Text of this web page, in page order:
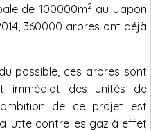
de 100000m2 au Japon
360000 arbres ont déjà
possible, ces arbres sont
immédiat des unités de
de ce projet est
lutte contre les gaz à effet